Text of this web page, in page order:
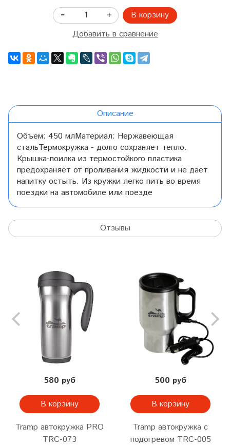
В корзину
Добавить в сравнение
Описание
Объем: 450 млМатериал: Нержавеющая
стальТермокружка - долго сохраняет тепло.
Крышка-поилка из термостойкого пластика
предохраняет от проливания жидкости и не дает
напитку остыть. Из кружки легко пить во время
поездки на автомобиле или поезде
Отзывы
580 руб
В корзину
Tramp автокружка PRO
TRC-073
500 руб
В корзину
Tramp автокружка с
подогревом TRC-005